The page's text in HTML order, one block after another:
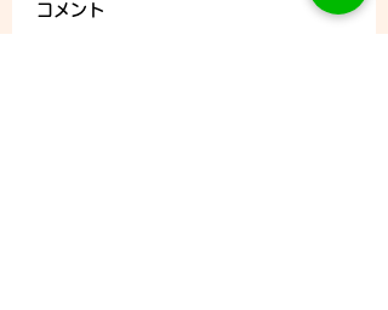
コメント